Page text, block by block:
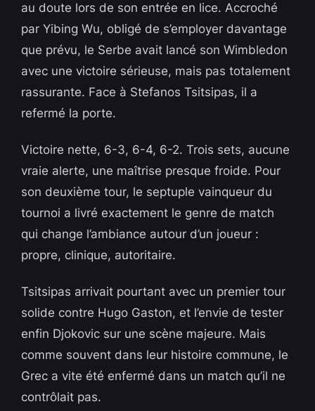
au doute lors de son entrée en lice. Accroché
par Yibing Wu, obligé de s’employer davantage
que prévu, le Serbe avait lancé son Wimbledon
avec une victoire sérieuse, mais pas totalement
rassurante. Face à Stefanos Tsitsipas, il a
refermé la porte.
Victoire nette, 6-3, 6-4, 6-2. Trois sets, aucune
vraie alerte, une maîtrise presque froide. Pour
son deuxième tour, le septuple vainqueur du
tournoi a livré exactement le genre de match
qui change l’ambiance autour d’un joueur :
propre, clinique, autoritaire.
Tsitsipas arrivait pourtant avec un premier tour
solide contre Hugo Gaston, et l’envie de tester
enfin Djokovic sur une scène majeure. Mais
comme souvent dans leur histoire commune, le
Grec a vite été enfermé dans un match qu’il ne
contrôlait pas.